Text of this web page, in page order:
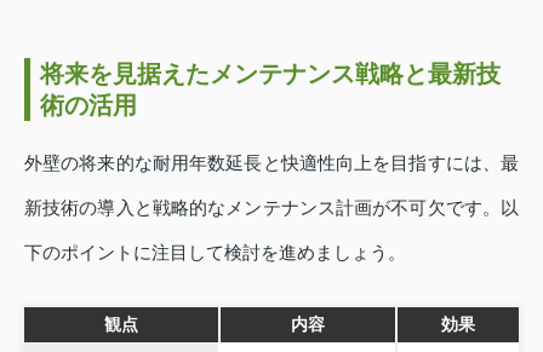
将来を見据えたメンテナンス戦略と最新技
術の活用
外壁の将来的な耐用年数延長と快適性向上を目指すには、最
新技術の導入と戦略的なメンテナンス計画が不可欠です。以
下のポイントに注目して検討を進めましょう。
観点 内容 効果